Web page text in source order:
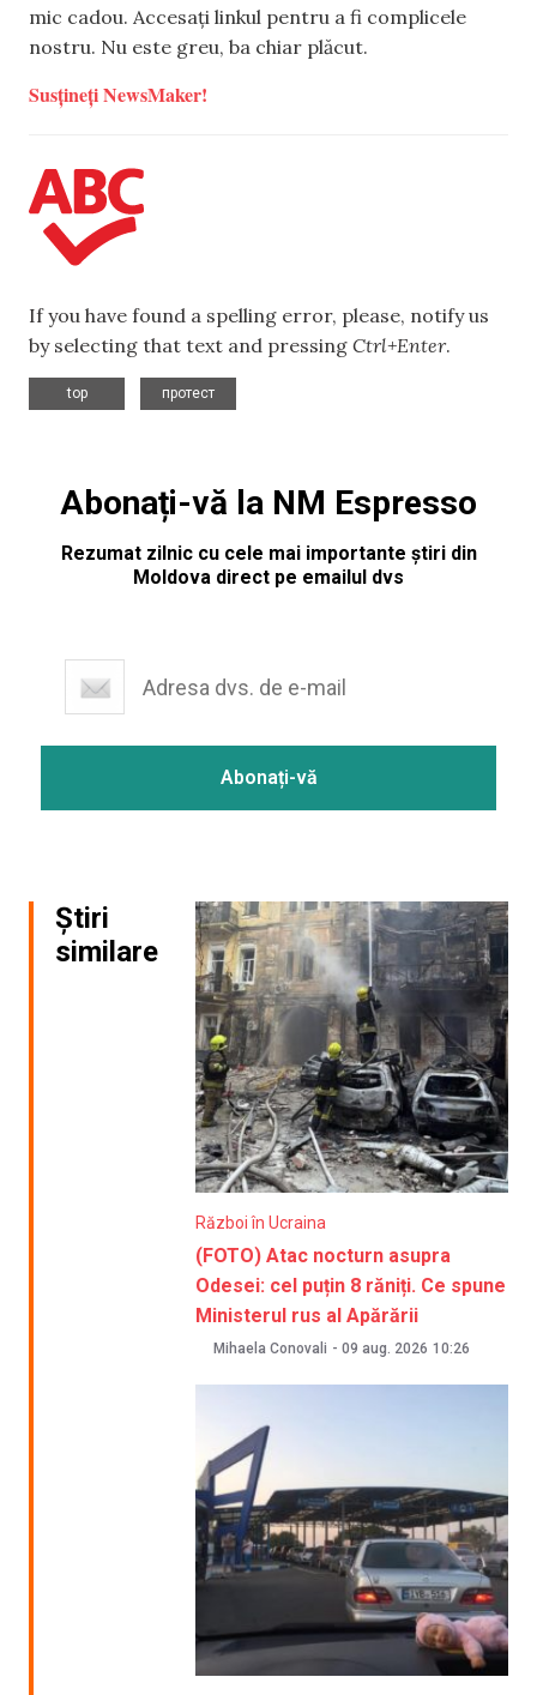
mic cadou. Accesați linkul pentru a fi complicele
nostru. Nu este greu, ba chiar plăcut.
Susțineți NewsMaker!
If you have found a spelling error, please, notify us
by selecting that text and pressing Ctrl+Enter.
top
протест
Abonați-vă la NM Espresso
Rezumat zilnic cu cele mai importante știri din
Moldova direct pe emailul dvs
Știri
similare
Război în Ucraina
(FOTO) Atac nocturn asupra
Odesei: cel puțin 8 răniți. Ce spune
Ministerul rus al Apărării
Mihaela Conovali - 09 aug. 2026 10:26